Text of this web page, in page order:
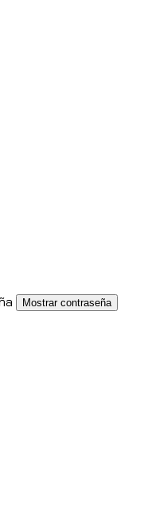
Mostrar contraseña